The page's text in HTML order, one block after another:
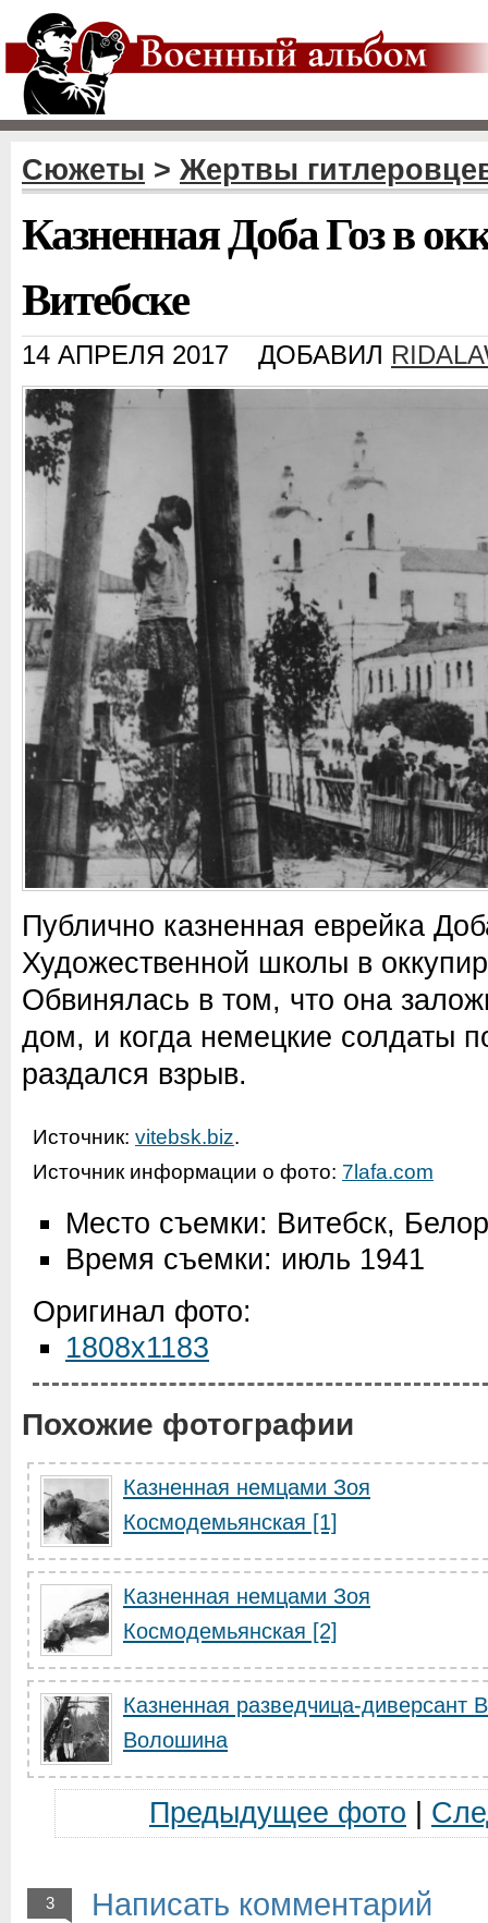
Сюжеты > Жертвы
Казненная Доба Гоз в
Витебске
14 АПРЕЛЯ 2017 ДОБАВИЛ
Публично казненная еврейка
Художественной школы в
Обвинялась в том, что она
дом, и когда немецкие солдаты
раздался взрыв.
Источник: vitebsk.biz.
Источник информации о фото: 7lafa.com
Место съемки: Витебск,
Время съемки: июль 1941
Оригинал фото:
1808x1183
Похожие фотографии
Казненная немцами Зоя
Космодемьянская [1]
Казненная немцами Зоя
Космодемьянская [2]
Казненная разведчица-диверсант
Волошина
Предыдущее фото
3 Написать комментарий